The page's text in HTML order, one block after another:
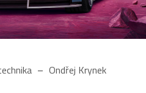
Ondřej Krynek